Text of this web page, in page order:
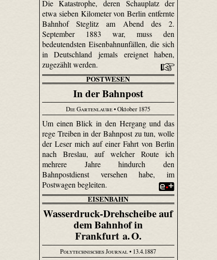
Die Katastrophe, deren Schauplatz der
etwa sieben Kilometer von Berlin entfernte
Bahnhof Steglitz am Abend des 2.
September 1883 war, muss den
bedeutendsten Eisenbahnunfällen, die sich
in Deutschland jemals ereignet haben,
zugezählt werden.
POSTWESEN
In der Bahnpost
Die Gartenlaube• Oktober 1875
Um einen Blick in den Hergang und das
rege Treiben in der Bahnpost zu tun, wolle
der Leser mich auf einer Fahrt von Berlin
nach Breslau, auf welcher Route ich
mehrere Jahre hindurch den
Bahnpostdienst versehen habe, im
Postwagen begleiten.
EISENBAHN
Wasserdruck-Drehscheibe auf
dem Bahnhof in
Frankfurt a. O.
Polytechnisches Journal• 13.4.1887